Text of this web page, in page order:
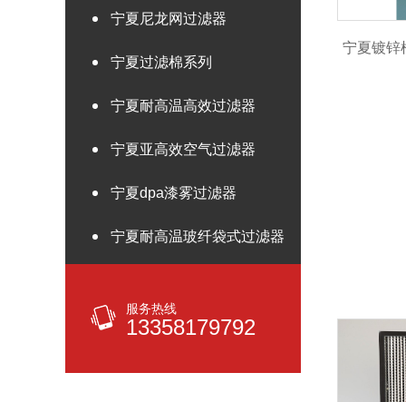
宁夏尼龙网过滤器
宁夏过滤棉系列
宁夏耐高温高效过滤器
宁夏亚高效空气过滤器
宁夏dpa漆雾过滤器
宁夏耐高温玻纤袋式过滤器
服务热线
13358179792
宁夏镀锌